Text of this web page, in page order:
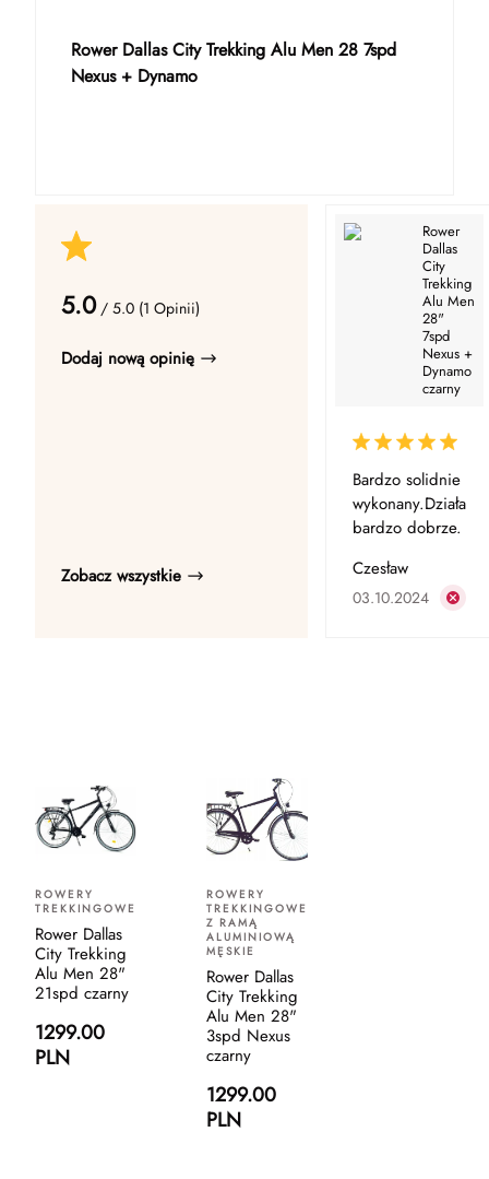
Rower Dallas City Trekking Alu Men 28 7spd
Nexus + Dynamo
5.0/ 5.0 (1 Opinii)
Dodaj nową opinię
Zobacz wszystkie
Rower
Dallas
City
Trekking
Alu Men
28"
7spd
Nexus +
Dynamo
czarny
Bardzo solidnie
wykonany.Działa
bardzo dobrze.
Czesław
03.10.2024
ROWERY
TREKKINGOWE
Rower Dallas
City Trekking
Alu Men 28"
21spd czarny
1299.00
PLN
ROWERY
TREKKINGOWE
Z RAMĄ
ALUMINIOWĄ
MĘSKIE
Rower Dallas
City Trekking
Alu Men 28"
3spd Nexus
czarny
1299.00
PLN